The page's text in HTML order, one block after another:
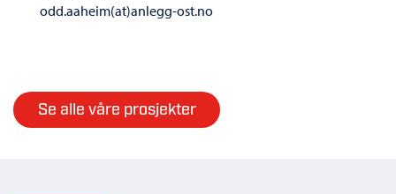
odd.aaheim(at)anlegg-ost.no
Se alle våre prosjekter